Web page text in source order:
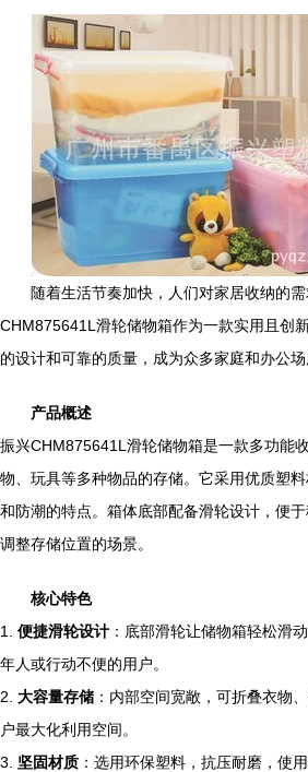
随着生活节奏加快，人们对家居收纳的
CHM875641L滑轮储物箱作为一款实用且创
的设计和可靠的质量，成为众多家庭和办公场
产品概述
振兴CHM875641L滑轮储物箱是一款多功能
物、玩具等多种物品的存储。它采用优质塑
和防潮的特点。箱体底部配备滑轮设计，便
调整存储位置的场景。
核心特色
1. 便捷滑轮设计 ：底部滑轮让储物箱轻松滑
年人或行动不便的用户。
2. 大容量存储 ：内部空间宽敞，可折叠衣物
户最大化利用空间。
3. 坚固材质 ：选用环保塑料，抗压耐磨，使